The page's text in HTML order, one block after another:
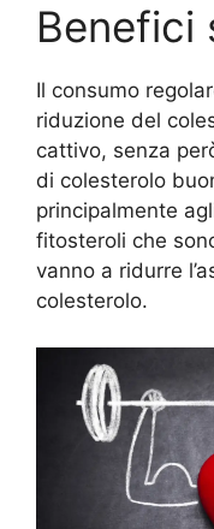
Benefici
Il consumo
riduzione del
cattivo, senza
di colesterolo
principalmente
fitosteroli che
vanno a ridurre
colesterolo.